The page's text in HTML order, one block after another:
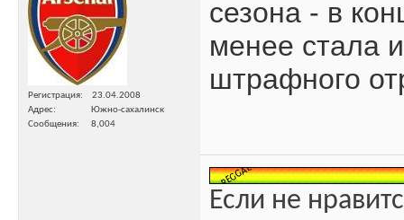
Регистрация
23.04.2008
Адрес
Южно-сахалинск
Сообщения
8,004
сезона - в
менее стала
штрафного
Если не